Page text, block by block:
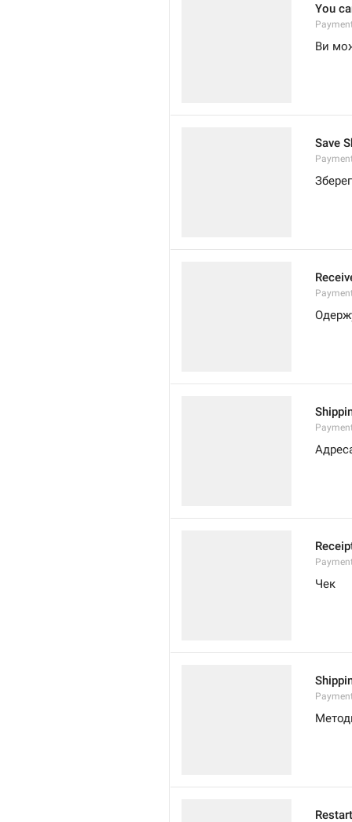
You
Ви
Save
Чек